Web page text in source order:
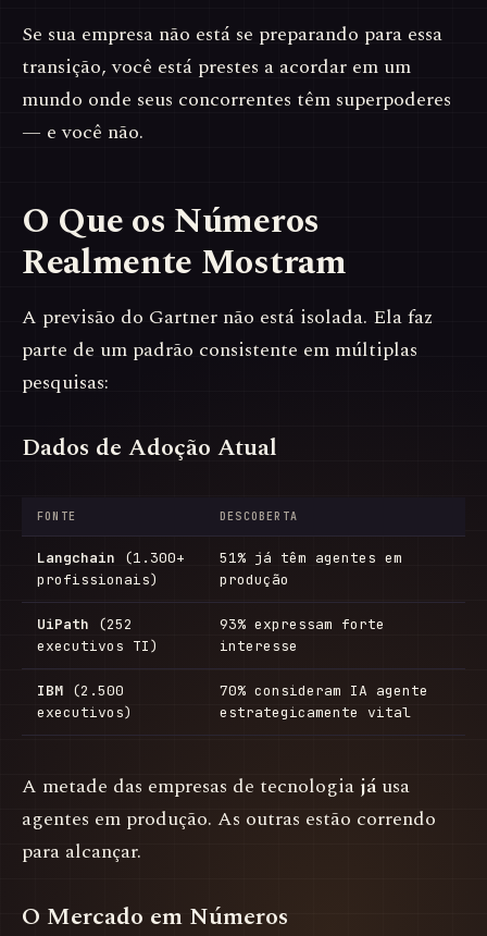
Se sua empresa não está se preparando para essa
transição, você está prestes a acordar em um
mundo onde seus concorrentes têm superpoderes
— e você não.
O Que os Números
Realmente Mostram
A previsão do Gartner não está isolada. Ela faz
parte de um padrão consistente em múltiplas
pesquisas:
Dados de Adoção Atual
FONTE DESCOBERTA
Langchain (1.300+
profissionais)
51% já têm agentes em
produção
UiPath (252
executivos TI)
93% expressam forte
interesse
IBM (2.500
executivos)
70% consideram IA agente
estrategicamente vital
A metade das empresas de tecnologia já usa
agentes em produção. As outras estão correndo
para alcançar.
O Mercado em Números